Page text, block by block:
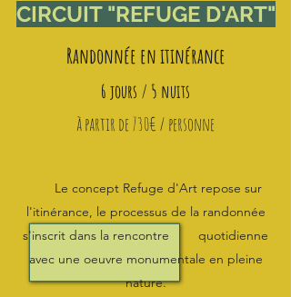
CIRCUIT "REFUGE D'ART"
Randonnée en itinérance
6 jours / 5 nuits
à partir de 730€ / personne
Le concept Refuge d'Art repose sur
l'itinérance, le processus de la randonnée
s'inscrit dans la rencontre quotidienne
avec une oeuvre monumentale en pleine
nature.